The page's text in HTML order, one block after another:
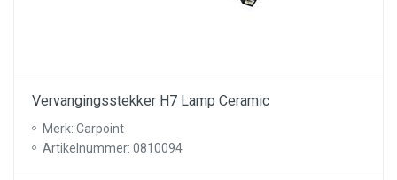
Vervangingsstekker H7 Lamp Ceramic
Merk: Carpoint
Artikelnummer: 0810094